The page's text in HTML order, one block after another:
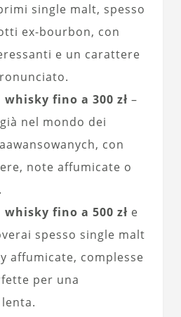
single malt, spesso
ex-bourbon, con
e un carattere
fino a 300 zł –
nel mondo dei
con
note affumicate o
fino a 500 zł e
spesso single malt
affumicate, complesse
per una